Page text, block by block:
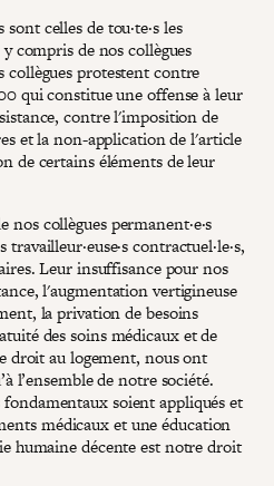
celles de tou·te·s les
compris de nos collègues
collègues protestent contre
qui constitue une offense à leur
contre l'imposition de
et la non-application de l'article
de certains éléments de leur
collègues permanent·e·s
contractuel·le·s,
Leur insuffisance pour nos
l'augmentation vertigineuse
la privation de besoins
des soins médicaux et de
droit au logement, nous ont
l’ensemble de notre société.
soient appliqués et
médicaux et une éducation
humaine décente est notre droit